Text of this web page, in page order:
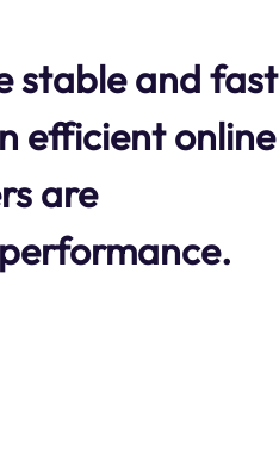
stable and fast
efficient online
are